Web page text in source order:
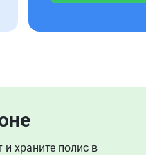
храните полис в